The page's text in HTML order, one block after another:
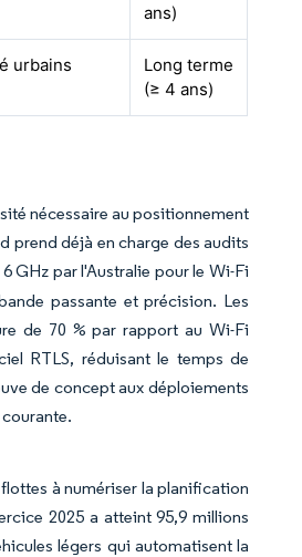
ans)
urbains
Long terme
(≥ 4 ans)
nécessaire au positionnement
prend déjà en charge des audits
GHz par l'Australie pour le Wi-Fi
passante et précision. Les
de 70 % par rapport au Wi-Fi
RTLS, réduisant le temps de
de concept aux déploiements
à numériser la planification
2025 a atteint 95,9 millions
légers qui automatisent la